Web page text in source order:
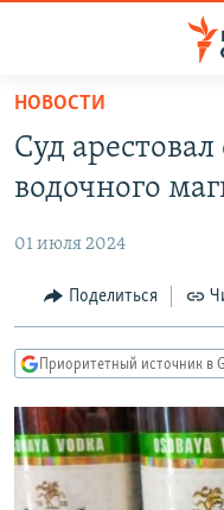
упрощенного
доступа
основному
Вернутся
главной
навигации
Вернутся
поиску
ПОДКАСТЫ
ЦИТАТЫ СВОБОДЫ
МНЕНИЯ
IDEL.РЕАЛИИ
КАВКАЗ.РЕАЛИИ
СЕВЕР.РЕАЛИИ
НОВОСТИ
Суд
водочного
01 июля 2024
Поделиться
Приоритетный источник в